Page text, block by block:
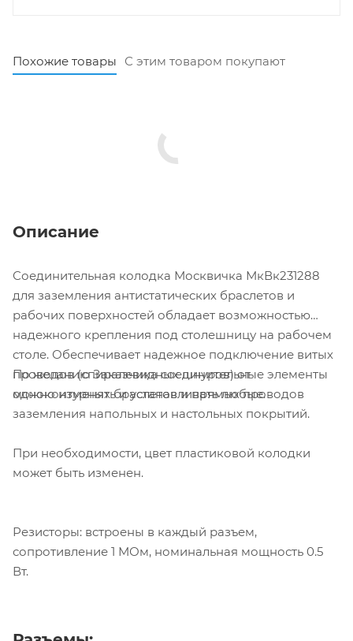
Похожие товары С этим товаром покупают
Описание
Соединительная колодка Москвичка МкВк231288
для заземления антистатических браслетов и
рабочих поверхностей обладает возможностью
надежного крепления под столешницу на рабочем
столе. Обеспечивает надежное подключение витых
проводов (спиралевидных шнуров) от
одноконтурных браслетов и прямых проводов
заземления напольных и настольных покрытий.
По желанию Заказчика соединительные элементы
можно изменять и устанавливать любые.
При необходимости, цвет пластиковой колодки
может быть изменен.
Резисторы: встроены в каждый разъем,
сопротивление 1 МОм, номинальная мощность 0.5
Вт.